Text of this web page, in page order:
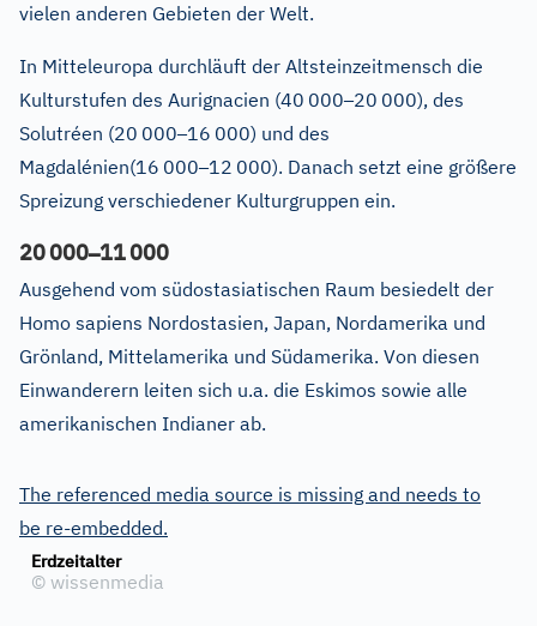
vielen anderen Gebieten der Welt.
In Mitteleuropa durchläuft der Altsteinzeitmensch die
Kulturstufen des Aurignacien (40 000–20 000), des
Solutréen (20 000–16 000) und des
Magdalénien(16 000–12 000). Danach setzt eine größere
Spreizung verschiedener Kulturgruppen ein.
20000–11000
Ausgehend vom südostasiatischen Raum besiedelt der
Homo sapiens Nordostasien, Japan, Nordamerika und
Grönland, Mittelamerika und Südamerika. Von diesen
Einwanderern leiten sich u.a. die Eskimos sowie alle
amerikanischen Indianer ab.
The referenced media source is missing and needs to
be re-embedded.
Erdzeitalter
© wissenmedia